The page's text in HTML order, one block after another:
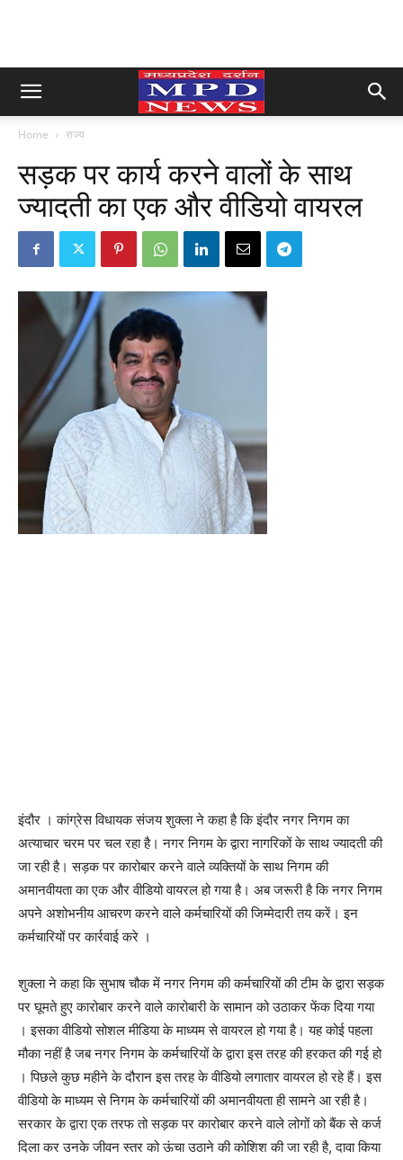
Home राज्य
सड़क पर कार्य करने वालों के साथ
ज्यादती का एक और वीडियो वायरल
इंदौर । कांग्रेस विधायक संजय शुक्ला ने कहा है कि इंदौर नगर निगम का
अत्याचार चरम पर चल रहा है। नगर निगम के द्वारा नागरिकों के साथ ज्यादती की
जा रही है। सड़क पर कारोबार करने वाले व्यक्तियों के साथ निगम की
अमानवीयता का एक और वीडियो वायरल हो गया है। अब जरूरी है कि नगर निगम
अपने अशोभनीय आचरण करने वाले कर्मचारियों की जिम्मेदारी तय करें। इन
कर्मचारियों पर कार्रवाई करे ।
शुक्ला ने कहा कि सुभाष चौक में नगर निगम की कर्मचारियों की टीम के द्वारा सड़क
पर घूमते हुए कारोबार करने वाले कारोबारी के सामान को उठाकर फेंक दिया गया
। इसका वीडियो सोशल मीडिया के माध्यम से वायरल हो गया है। यह कोई पहला
मौका नहीं है जब नगर निगम के कर्मचारियों के द्वारा इस तरह की हरकत की गई हो
। पिछले कुछ महीने के दौरान इस तरह के वीडियो लगातार वायरल हो रहे हैं। इस
वीडियो के माध्यम से निगम के कर्मचारियों की अमानवीयता ही सामने आ रही है।
सरकार के द्वारा एक तरफ तो सड़क पर कारोबार करने वाले लोगों को बैंक से कर्ज
दिला कर उनके जीवन स्तर को ऊंचा उठाने की कोशिश की जा रही है, दावा किया